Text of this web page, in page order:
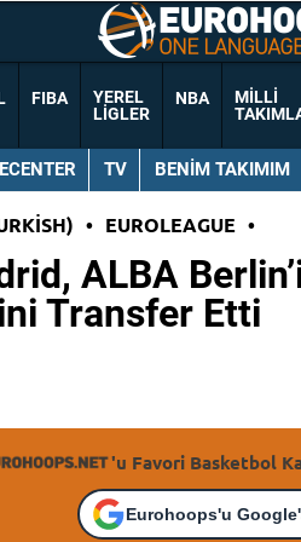
FIBA
YEREL
LIGLER
NBA
MILLI
TV BENIM TAKIMIM
• EUROLEAGUE •
ALBA
Transfer Etti
'u Favori Basketbol
Eurohoops'u